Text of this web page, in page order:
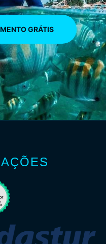
GRÁTIS